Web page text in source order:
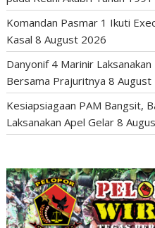
Komandan Pasmar 1 Ikuti
Kasal 8 August 2026
Danyonif 4 Marinir
Bersama Prajuritnya 8 August
Kesiapsiagaan PAM Bangsit,
Laksanakan Apel Gelar 8